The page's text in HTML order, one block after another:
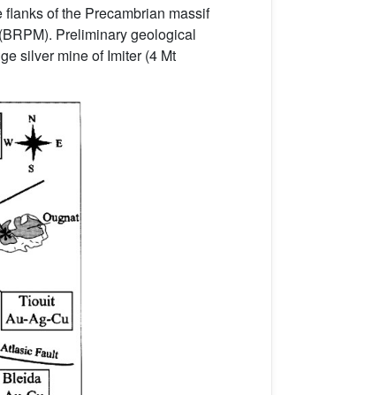
of the Precambrian massif
Preliminary geological
silver mine of Imiter (4 Mt